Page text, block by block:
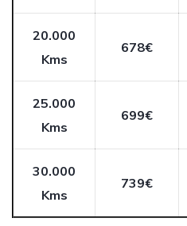
20.000
Kms
678€
25.000
Kms
699€
30.000
Kms
739€